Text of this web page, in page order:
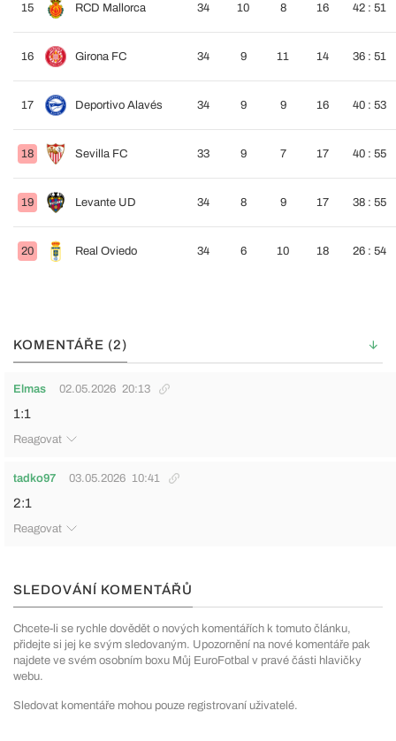
15 RCD Mallorca 34 10 8 16 42 : 51
16 Girona FC 34 9 11 14 36 : 51
17 Deportivo Alavés 34 9 9 16 40 : 53
18 Sevilla FC 33 9 7 17 40 : 55
19 Levante UD 34 8 9 17 38 : 55
20 Real Oviedo 34 6 10 18 26 : 54
KOMENTÁŘE (2)
Elmas 02.05.2026 20:13
1:1
Reagovat
tadko97 03.05.2026 10:41
2:1
Reagovat
SLEDOVÁNÍ KOMENTÁŘŮ
Chcete-li se rychle dovědět o nových komentářích k tomuto článku,
přidejte si jej ke svým sledovaným. Upozornění na nové komentáře pak
najdete ve svém osobním boxu Můj EuroFotbal v pravé části hlavičky
webu.
Sledovat komentáře mohou pouze registrovaní uživatelé.